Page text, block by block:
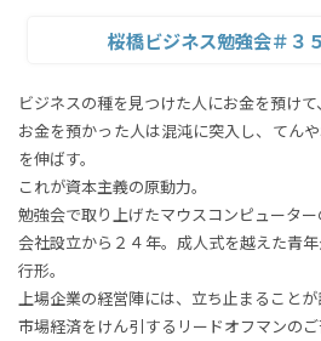
桜橋ビジネス勉強会＃３
ビジネスの種を見つけた人にお金を預けて
お金を預かった人は混沌に突入し、てん
を伸ばす。
これが資本主義の原動力。
勉強会で取り上げたマウスコンピューター
会社設立から２４年。成人式を越えた青
行形。
上場企業の経営陣には、立ち止まることが
市場経済をけん引するリードオフマンの